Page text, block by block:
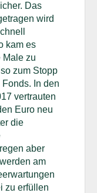
Das
wird
kam es
Male zu
zum Stopp
In den
vertrauten
Euro neu
die
aber
am
zu erfüllen